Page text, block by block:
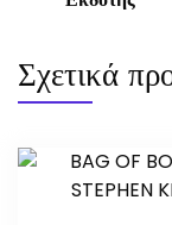
Σχετικά